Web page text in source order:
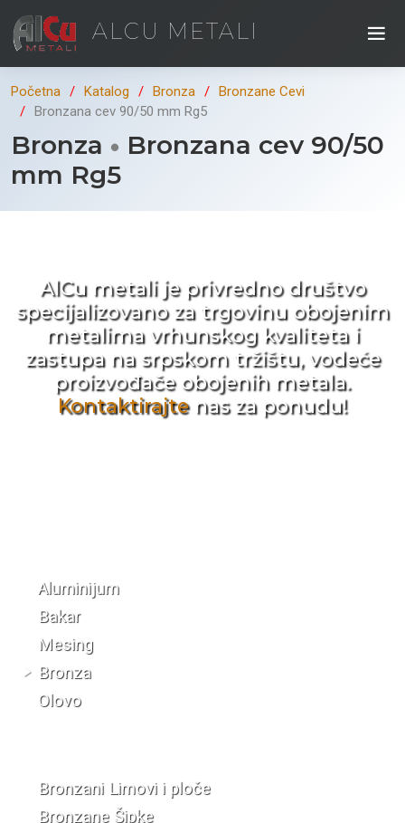
ALCU METALI
Početna Katalog Bronza
Bronzane Cevi
Bronzana cev 90/50 mm Rg5
Bronza
Bronzana cev 90/50
mm Rg5
AlCu metali je privredno društvo
specijalizovano za trgovinu obojenim
metalima vrhunskog kvaliteta i
zastupa na srpskom tržištu, vodeće
proizvođače obojenih metala.
Kontaktirajtenas za ponudu!
Aluminijum
Bakar
Mesing
Bronza
Olovo
Bronzani Limovi i ploče
Bronzane Šipke